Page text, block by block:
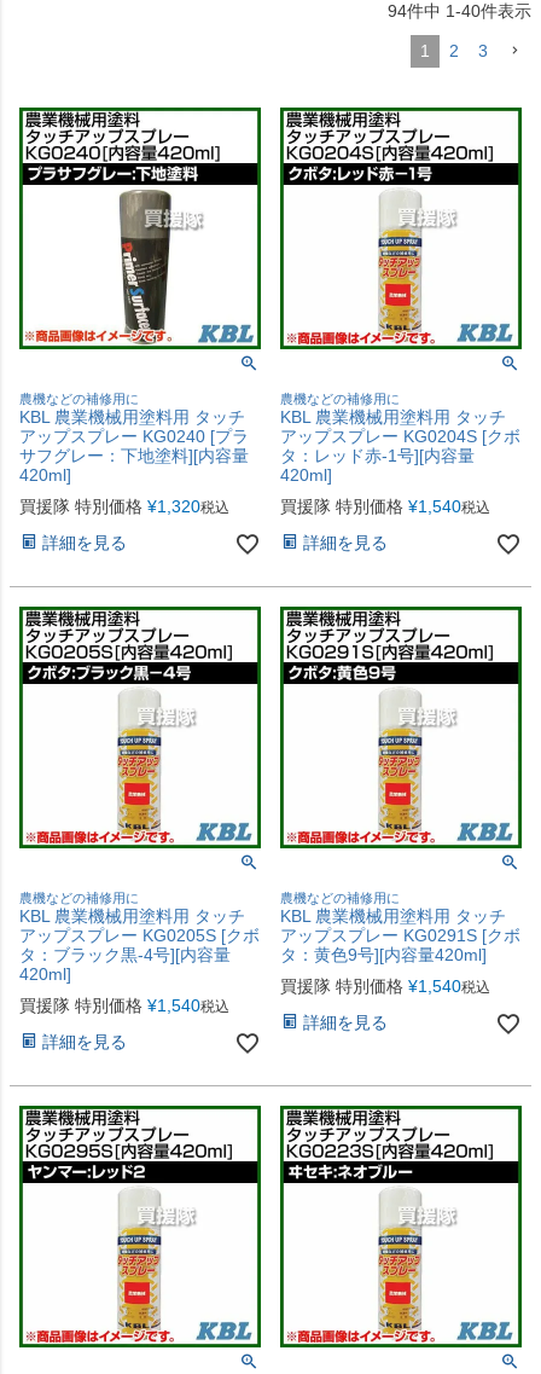
94件中 1-40件表示
1 2 3
農機などの補修用に
KBL 農業機械用塗料用 タッチ
アップスプレー KG0240 [プラ
サフグレー：下地塗料][内容量
420ml]
買援隊 特別価格 ¥1,320税込
詳細を見る
農機などの補修用に
KBL 農業機械用塗料用 タッチ
アップスプレー KG0204S [クボ
タ：レッド赤-1号][内容量
420ml]
買援隊 特別価格 ¥1,540税込
詳細を見る
農機などの補修用に
KBL 農業機械用塗料用 タッチ
アップスプレー KG0205S [クボ
タ：ブラック黒-4号][内容量
420ml]
買援隊 特別価格 ¥1,540税込
詳細を見る
農機などの補修用に
KBL 農業機械用塗料用 タッチ
アップスプレー KG0291S [クボ
タ：黄色9号][内容量420ml]
買援隊 特別価格 ¥1,540税込
詳細を見る